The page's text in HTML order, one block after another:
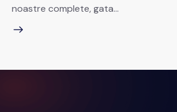
noastre complete, gata…